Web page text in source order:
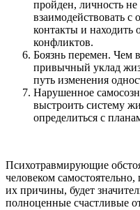
пройден, личность
взаимодействовать
контакты и находить
конфликтов.
Боязнь перемен. Чем
привычный уклад
путь изменения
Нарушенное
выстроить систему
определиться с
Психотравмирующие
человеком
их причины, будет
полноценные счастливые